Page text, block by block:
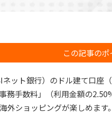
この記事のポ
ット銀行）のドル建て口座
務手数料」（利用金額の
外ショッピングが楽しめます。